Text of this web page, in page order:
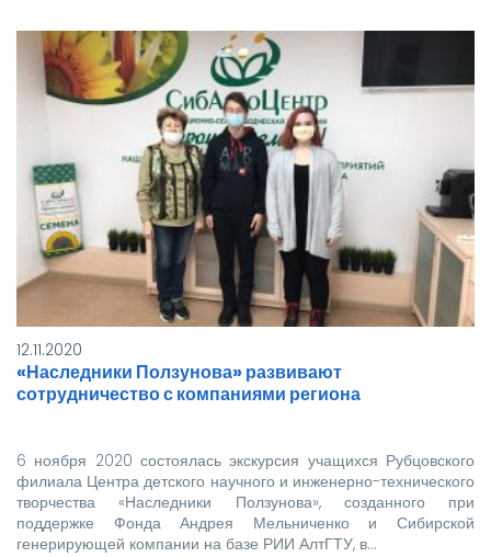
12.11.2020
«Наследники Ползунова» развивают
сотрудничество с компаниями региона
6 ноября 2020 состоялась экскурсия учащихся Рубцовского
филиала Центра детского научного и инженерно-технического
творчества «Наследники Ползунова», созданного при
поддержке Фонда Андрея Мельниченко и Сибирской
генерирующей компании на базе РИИ АлтГТУ, в…